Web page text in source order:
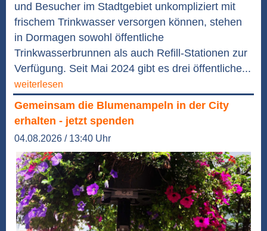
und Besucher im Stadtgebiet unkompliziert mit
frischem Trinkwasser versorgen können, stehen
in Dormagen sowohl öffentliche
Trinkwasserbrunnen als auch Refill-Stationen zur
Verfügung. Seit Mai 2024 gibt es drei öffentliche...
weiterlesen
Gemeinsam die Blumenampeln in der City
erhalten - jetzt spenden
04.08.2026 / 13:40 Uhr